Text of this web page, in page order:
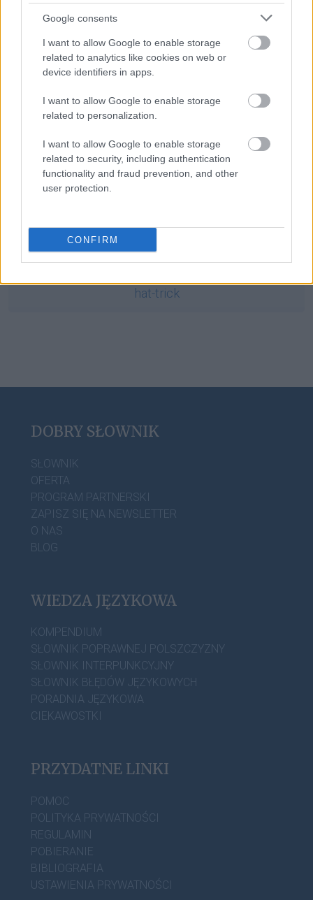
Google consents
I want to allow Google to enable storage
related to analytics like cookies on web or
device identifiers in apps.
I want to allow Google to enable storage
related to personalization.
I want to allow Google to enable storage
related to security, including authentication
functionality and fraud prevention, and other
user protection.
CONFIRM
narcyz
przyżec
hat-trick
DOBRY SŁOWNIK
SŁOWNIK
OFERTA
PROGRAM PARTNERSKI
ZAPISZ SIĘ NA NEWSLETTER
O NAS
BLOG
WIEDZA JĘZYKOWA
KOMPENDIUM
SŁOWNIK POPRAWNEJ POLSZCZYZNY
SŁOWNIK INTERPUNKCYJNY
SŁOWNIK BŁĘDÓW JĘZYKOWYCH
PORADNIA JĘZYKOWA
CIEKAWOSTKI
PRZYDATNE LINKI
POMOC
POLITYKA PRYWATNOŚCI
REGULAMIN
POBIERANIE
BIBLIOGRAFIA
USTAWIENIA PRYWATNOŚCI